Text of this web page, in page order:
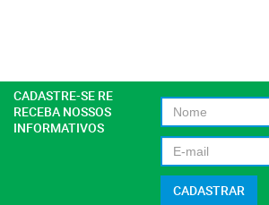
CADASTRE-SE RE
RECEBA NOSSOS
INFORMATIVOS